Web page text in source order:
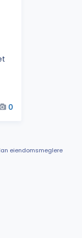
0
eiendomsmeglere